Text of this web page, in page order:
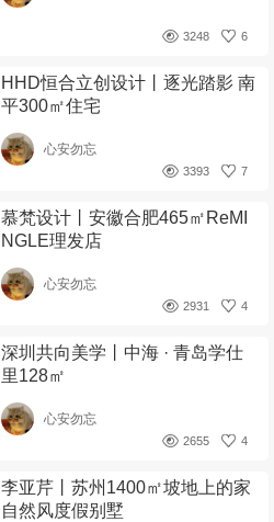
6
3248
HHD恒合立创设计丨逐光踏影 南
平300㎡住宅
心安勿忘
7
3393
慕梵设计丨安徽合肥465㎡ReMI
NGLE理发店
心安勿忘
4
2931
深圳共向美学丨中海 · 青岛学仕
里128㎡
心安勿忘
4
2655
李亚芹丨苏州1400㎡坡地上的家
自然风度假别墅